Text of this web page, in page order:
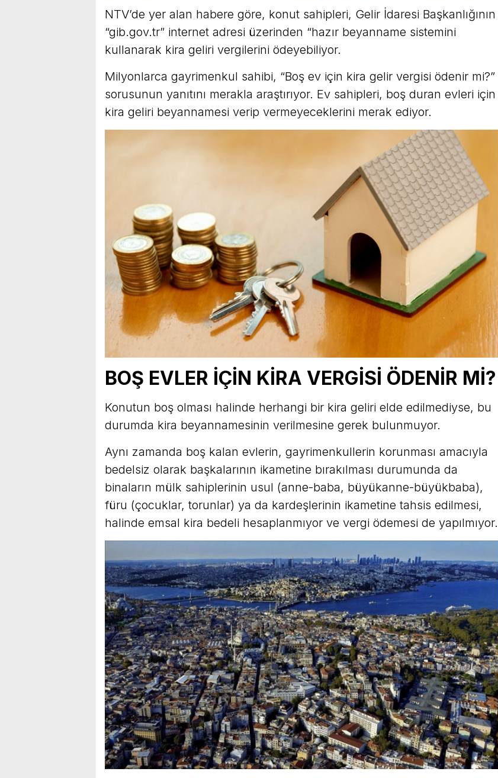
NTV’de yer alan habere göre, konut sahipleri, Gelir İdaresi Başkanlığının
“gib.gov.tr” internet adresi üzerinden “hazır beyanname sistemini
kullanarak kira geliri vergilerini ödeyebiliyor.
Milyonlarca gayrimenkul sahibi, “Boş ev için kira gelir vergisi ödenir mi?”
sorusunun yanıtını merakla araştırıyor. Ev sahipleri, boş duran evleri için
kira geliri beyannamesi verip vermeyeceklerini merak ediyor.
BOŞ EVLER İÇİN KİRA VERGİSİ ÖDENİR Mİ?
Konutun boş olması halinde herhangi bir kira geliri elde edilmediyse, bu
durumda kira beyannamesinin verilmesine gerek bulunmuyor.
Aynı zamanda boş kalan evlerin, gayrimenkullerin korunması amacıyla
bedelsiz olarak başkalarının ikametine bırakılması durumunda da
binaların mülk sahiplerinin usul (anne-baba, büyükanne-büyükbaba),
füru (çocuklar, torunlar) ya da kardeşlerinin ikametine tahsis edilmesi,
halinde emsal kira bedeli hesaplanmıyor ve vergi ödemesi de yapılmıyor.